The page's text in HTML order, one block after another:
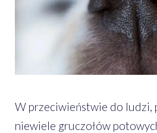
W przeciwieństwie do ludzi,
niewiele gruczołów